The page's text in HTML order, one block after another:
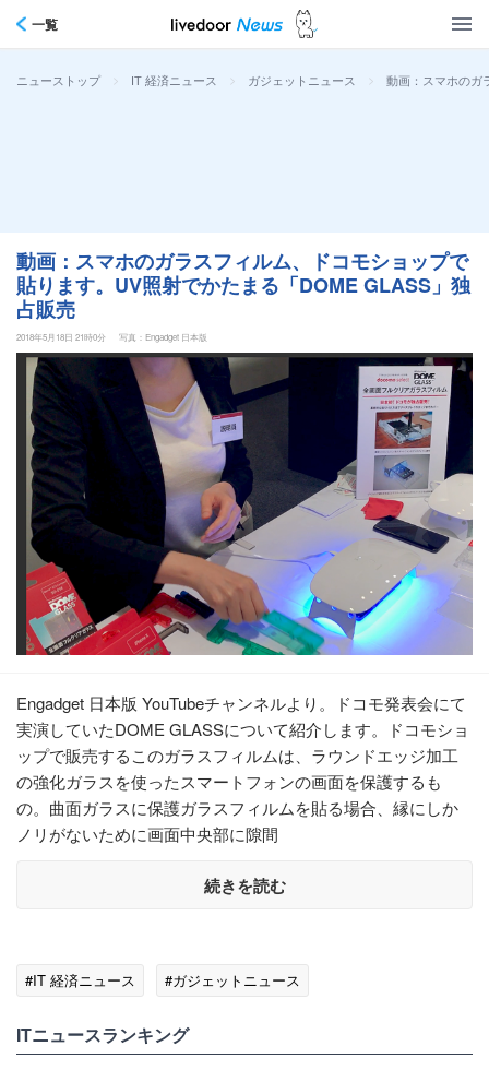
一覧
ニューストップ > IT 経済ニュース > ガジェットニュース > 動画：スマホのガ
動画：スマホのガラスフィルム、ドコモショップで
貼ります。UV照射でかたまる「DOME GLASS」独
占販売
2018年5月18日 21時0分 写真：Engadget 日本版
Engadget 日本版 YouTubeチャンネルより。ドコモ発表会にて
実演していたDOME GLASSについて紹介します。ドコモショ
ップで販売するこのガラスフィルムは、ラウンドエッジ加工
の強化ガラスを使ったスマートフォンの画面を保護するも
の。曲面ガラスに保護ガラスフィルムを貼る場合、縁にしか
ノリがないために画面中央部に隙間
続きを読む
#IT 経済ニュース #ガジェットニュース
ITニュースランキング